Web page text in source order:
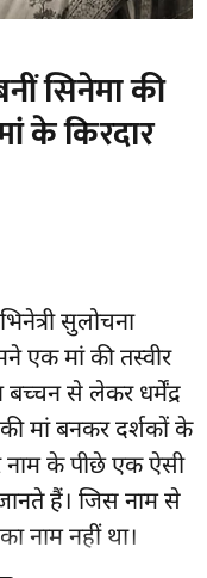
सिनेमा की
के किरदार
सुलोचना
एक मां की तस्वीर
बच्चन से लेकर धर्मेंद्र
मां बनकर दर्शकों के
के पीछे एक ऐसी
हैं। जिस नाम से
नाम नहीं था।